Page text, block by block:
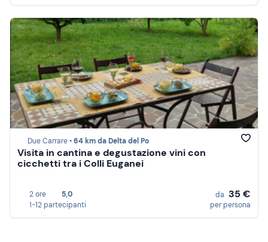
Due Carrare •64 km da Delta del Po
Visita in cantina e degustazione vini con
cicchetti tra i Colli Euganei
2 ore
5,0
1-12 partecipanti
da 35 €
per persona